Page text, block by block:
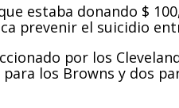
estaba donando $
prevenir el suicidio
por los
los Browns y dos